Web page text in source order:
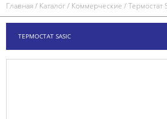
Главная/ Каталог/ Коммерческие /Термостат
ТЕРМОСТАТ SASIC